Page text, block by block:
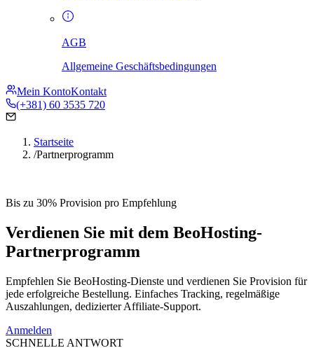
AGB
Allgemeine Geschäftsbedingungen
Mein KontoKontakt
(+381) 60 3535 720
Startseite
/Partnerprogramm
Bis zu 30% Provision pro Empfehlung
Verdienen Sie mit dem BeoHosting-
Partnerprogramm
Empfehlen Sie BeoHosting-Dienste und verdienen Sie Provision für
jede erfolgreiche Bestellung. Einfaches Tracking, regelmäßige
Auszahlungen, dedizierter Affiliate-Support.
Anmelden
SCHNELLE ANTWORT